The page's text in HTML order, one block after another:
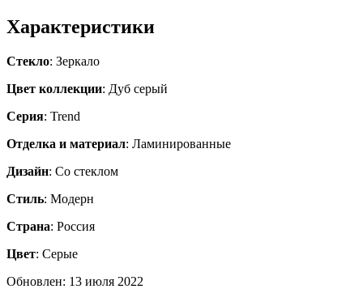
Характеристики
Стекло: Зеркало
Цвет коллекции: Дуб серый
Серия: Trend
Отделка и материал: Ламинированные
Дизайн: Со стеклом
Стиль: Модерн
Страна: Россия
Цвет: Серые
Обновлен: 13 июля 2022